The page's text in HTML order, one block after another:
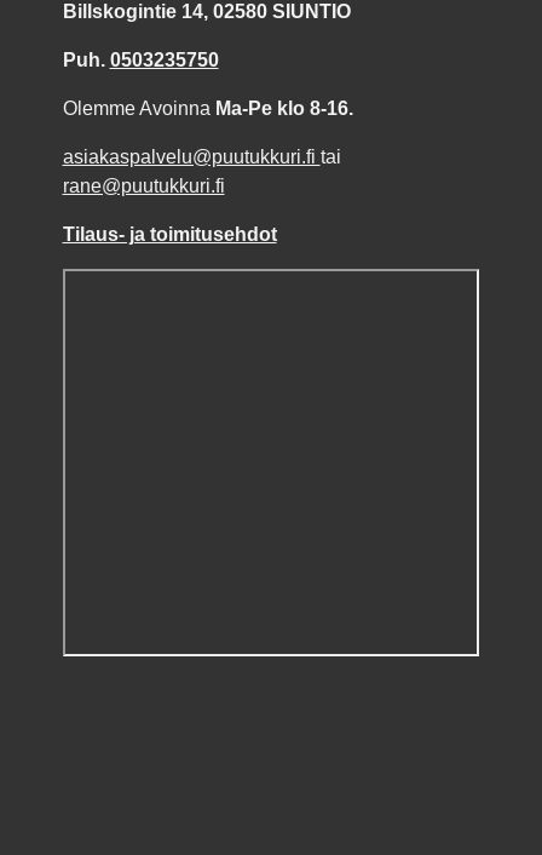
Billskogintie 14, 02580 SIUNTIO
Puh. 0503235750
Olemme Avoinna Ma-Pe klo 8-16.
asiakaspalvelu@puutukkuri.fi tai
rane@puutukkuri.fi
Tilaus- ja toimitusehdot